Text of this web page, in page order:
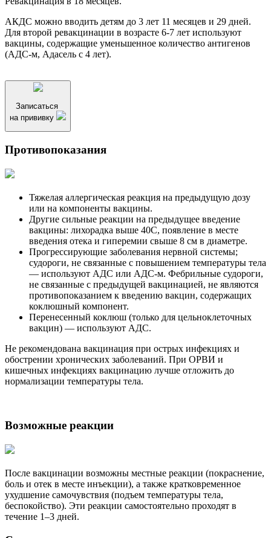
АКДС можно вводить детям до 3 лет 11 месяцев и 29 дней.
Для второй ревакцинации в возрасте 6-7 лет используют
вакцины, содержащие уменьшенное количество антигенов
(АДС-м, Адасель с 4 лет).
Записаться
на прививку
Противопоказания
Тяжелая аллергическая реакция на предыдущую дозу
или на компоненты вакцины.
Другие сильные реакции на предыдущее введение
вакцины: лихорадка выше 40С, появление в месте
введения отека и гиперемии свыше 8 см в диаметре.
Прогрессирующие заболевания нервной системы;
судороги, не связанные с повышением температуры тела
— используют АДС или АДС-м. Фебрильные судороги,
не связанные с предыдущей вакцинацией, не являются
противопоказанием к введению вакцин, содержащих
коклюшный компонент.
Перенесенный коклюш (только для цельноклеточных
вакцин) — используют АДС.
Не рекомендована вакцинация при острых инфекциях и
обострении хронических заболеваний. При ОРВИ и
кишечных инфекциях вакцинацию лучше отложить до
нормализации температуры тела.
Возможные реакции
После вакцинации возможны местные реакции (покраснение,
боль и отек в месте инъекции), а также кратковременное
ухудшение самочувствия (подъем температуры тела,
беспокойство). Эти реакции самостоятельно проходят в
течение 1–3 дней.